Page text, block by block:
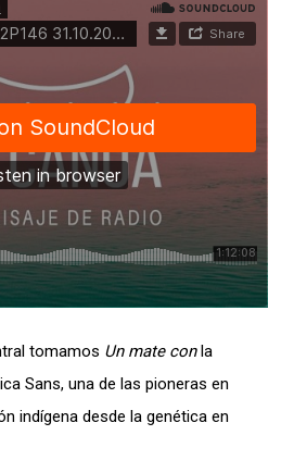
tomamos Un mate conla
Sans, una de las pioneras en
indígena desde la genética en